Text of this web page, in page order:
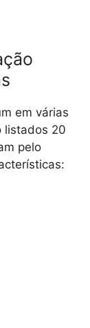
em várias
listados 20
pelo